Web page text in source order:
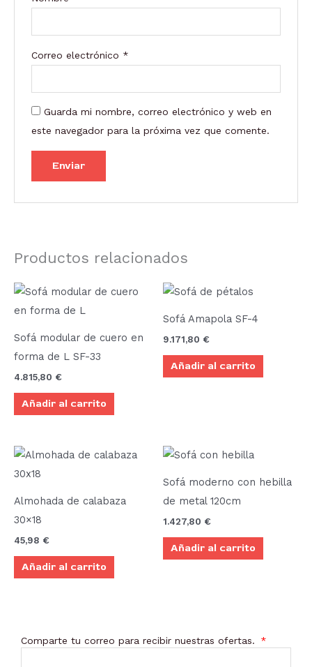
Correo electrónico *
Guarda mi nombre, correo electrónico y web en
este navegador para la próxima vez que comente.
Productos relacionados
Sofá modular de cuero en
forma de L SF-33
4.815,80 €
Añadir al carrito
Sofá Amapola SF-4
9.171,80 €
Añadir al carrito
Almohada de calabaza
30×18
45,98 €
Añadir al carrito
Sofá moderno con hebilla
de metal 120cm
1.427,80 €
Añadir al carrito
Comparte tu correo para recibir nuestras ofertas.